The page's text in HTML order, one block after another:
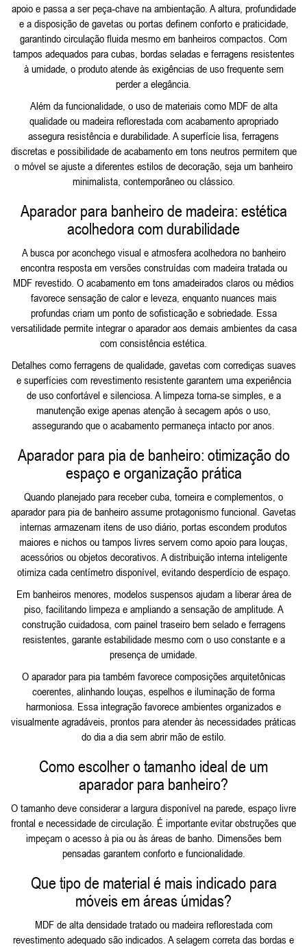
apoio e passa a ser peça‑chave na ambientação. A altura, profundidade
e a disposição de gavetas ou portas definem conforto e praticidade,
garantindo circulação fluida mesmo em banheiros compactos. Com
tampos adequados para cubas, bordas seladas e ferragens resistentes
à umidade, o produto atende às exigências de uso frequente sem
perder a elegância.
Além da funcionalidade, o uso de materiais como MDF de alta
qualidade ou madeira reflorestada com acabamento apropriado
assegura resistência e durabilidade. A superfície lisa, ferragens
discretas e possibilidade de acabamento em tons neutros permitem que
o móvel se ajuste a diferentes estilos de decoração, seja um banheiro
minimalista, contemporâneo ou clássico.
Aparador para banheiro de madeira: estética
acolhedora com durabilidade
A busca por aconchego visual e atmosfera acolhedora no banheiro
encontra resposta em versões construídas com madeira tratada ou
MDF revestido. O acabamento em tons amadeirados claros ou médios
favorece sensação de calor e leveza, enquanto nuances mais
profundas criam um ponto de sofisticação e sobriedade. Essa
versatilidade permite integrar o aparador aos demais ambientes da casa
com consistência estética.
Detalhes como ferragens de qualidade, gavetas com corrediças suaves
e superfícies com revestimento resistente garantem uma experiência
de uso confortável e silenciosa. A limpeza torna‑se simples, e a
manutenção exige apenas atenção à secagem após o uso,
assegurando que o acabamento permaneça intacto por anos.
Aparador para pia de banheiro: otimização do
espaço e organização prática
Quando planejado para receber cuba, torneira e complementos, o
aparador para pia de banheiro assume protagonismo funcional. Gavetas
internas armazenam itens de uso diário, portas escondem produtos
maiores e nichos ou tampos livres servem como apoio para louças,
acessórios ou objetos decorativos. A distribuição interna inteligente
otimiza cada centímetro disponível, evitando desperdício de espaço.
Em banheiros menores, modelos suspensos ajudam a liberar área de
piso, facilitando limpeza e ampliando a sensação de amplitude. A
construção cuidadosa, com painel traseiro bem selado e ferragens
resistentes, garante estabilidade mesmo com o uso constante e a
presença de umidade.
O aparador para pia também favorece composições arquitetônicas
coerentes, alinhando louças, espelhos e iluminação de forma
harmoniosa. Essa integração favorece ambientes organizados e
visualmente agradáveis, prontos para atender às necessidades práticas
do dia a dia sem abrir mão de estilo.
Como escolher o tamanho ideal de um
aparador para banheiro?
O tamanho deve considerar a largura disponível na parede, espaço livre
frontal e necessidade de circulação. É importante evitar obstruções que
impeçam o acesso à pia ou às áreas de banho. Dimensões bem
pensadas garantem conforto e funcionalidade.
Que tipo de material é mais indicado para
móveis em áreas úmidas?
MDF de alta densidade tratado ou madeira reflorestada com
revestimento adequado são indicados. A selagem correta das bordas e